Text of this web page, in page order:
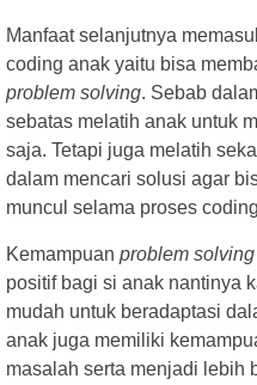
Manfaat selanjutnya
coding anak yaitu bisa
problem solving. Sebab
sebatas melatih anak untuk
saja. Tetapi juga melatih
dalam mencari solusi agar
muncul selama proses
Kemampuan problem solving
positif bagi si anak nantinya
mudah untuk beradaptasi
anak juga memiliki
masalah serta menjadi lebih